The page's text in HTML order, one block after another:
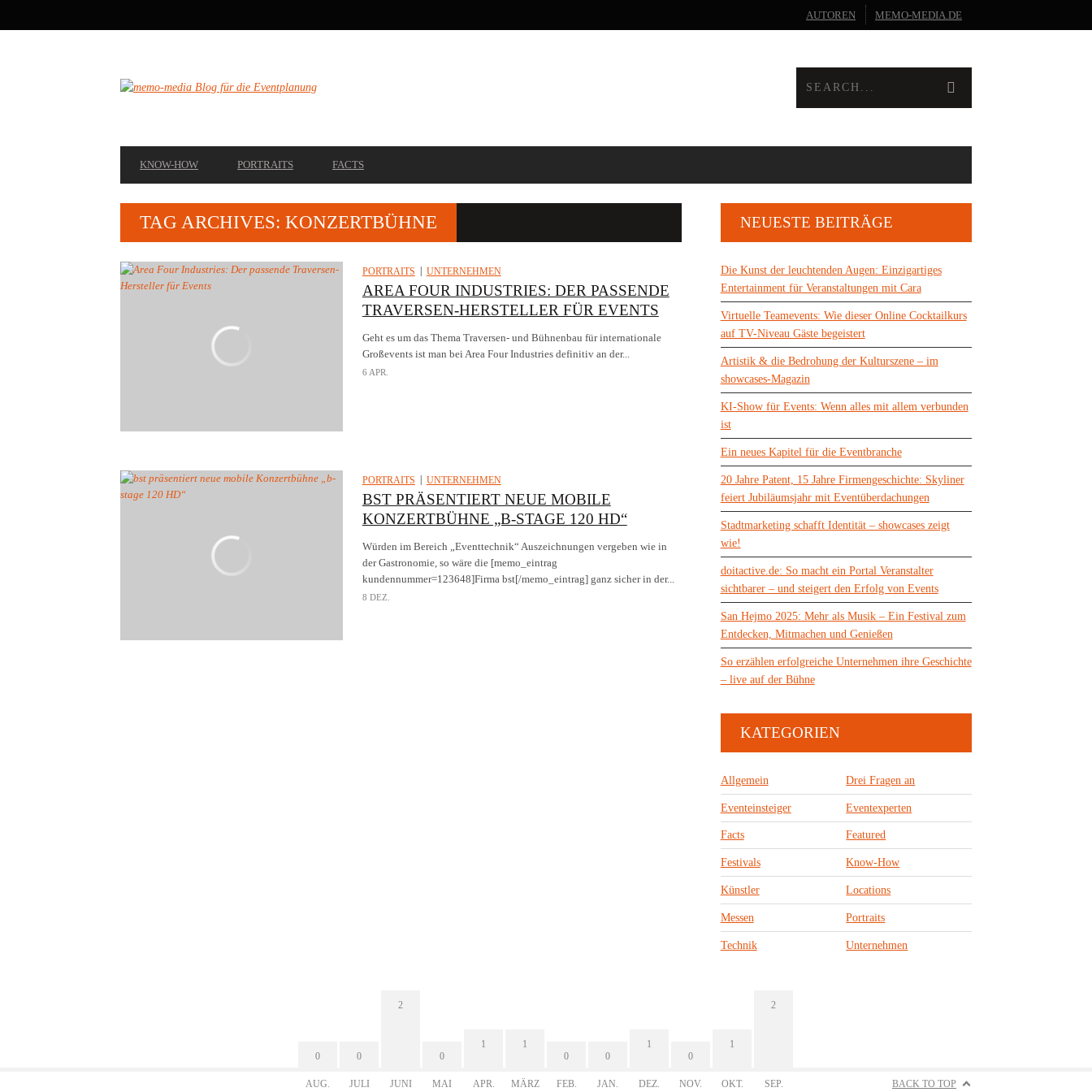
NAVIGATION
AUTOREN MEMO-MEDIA.DE
NAVIGATION
KNOW-HOW PORTRAITS FACTS
TAG ARCHIVES: KONZERTBÜHNE
PORTRAITS UNTERNEHMEN
AREA FOUR INDUSTRIES: DER PASSENDE
TRAVERSEN-HERSTELLER FÜR EVENTS
Geht es um das Thema Traversen- und Bühnenbau für internationale
Großevents ist man bei Area Four Industries definitiv an der...
6 APR.
PORTRAITS UNTERNEHMEN
BST PRÄSENTIERT NEUE MOBILE
KONZERTBÜHNE „B-STAGE 120 HD“
Würden im Bereich „Eventtechnik“ Auszeichnungen vergeben wie in
der Gastronomie, so wäre die [memo_eintrag
kundennummer=123648]Firma bst[/memo_eintrag] ganz sicher in der...
8 DEZ.
NEUESTE BEITRÄGE
Die Kunst der leuchtenden Augen: Einzigartiges
Entertainment für Veranstaltungen mit Cara
Virtuelle Teamevents: Wie dieser Online Cocktailkurs
auf TV-Niveau Gäste begeistert
Artistik & die Bedrohung der Kulturszene – im
showcases-Magazin
KI-Show für Events: Wenn alles mit allem verbunden
ist
Ein neues Kapitel für die Eventbranche
20 Jahre Patent, 15 Jahre Firmengeschichte: Skyliner
feiert Jubiläumsjahr mit Eventüberdachungen
Stadtmarketing schafft Identität – showcases zeigt
wie!
doitactive.de: So macht ein Portal Veranstalter
sichtbarer – und steigert den Erfolg von Events
San Hejmo 2025: Mehr als Musik – Ein Festival zum
Entdecken, Mitmachen und Genießen
So erzählen erfolgreiche Unternehmen ihre Geschichte
– live auf der Bühne
KATEGORIEN
Allgemein Drei Fragen an
Eventeinsteiger Eventexperten
Facts Featured
Festivals Know-How
Künstler Locations
Messen Portraits
Technik Unternehmen
0
AUG.
0
JULI
2
JUNI
0
MAI
1
APR.
1
MÄRZ
0
FEB.
0
JAN.
1
DEZ.
0
NOV.
1
OKT.
2
SEP. BACK TO TOP